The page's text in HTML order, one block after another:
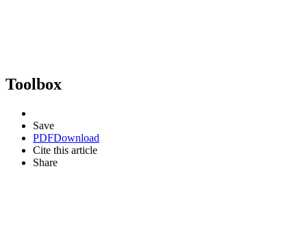
Toolbox
Save
PDFDownload
Cite this article
Share